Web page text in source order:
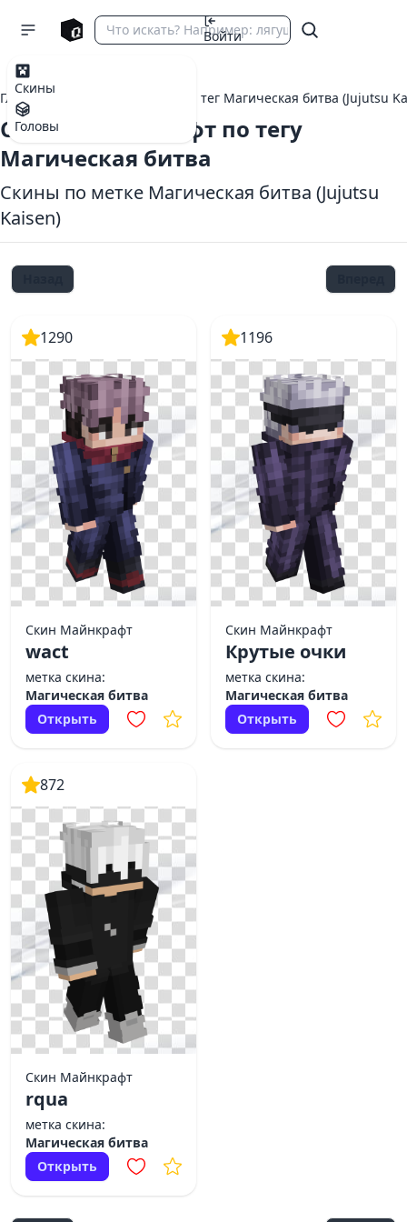
Скины
Головы
Войти
Главная тег Магическая битва (Jujutsu
Скины Майнкрафт по тегу
Магическая битва
Скины по метке Магическая битва (Jujutsu
Kaisen)
1290
Скин Майнкрафт
wact
метка скина:
Магическая битва
Открыть
1196
Скин Майнкрафт
Крутые очки
метка скина:
Магическая битва
Открыть
872
Скин Майнкрафт
rqua
метка скина:
Магическая битва
Открыть